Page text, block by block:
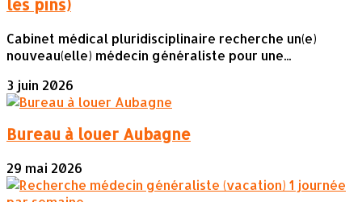
les pins)
Cabinet médical pluridisciplinaire recherche un(e)
nouveau(elle) médecin généraliste pour une...
3 juin 2026
Bureau à louer Aubagne
29 mai 2026